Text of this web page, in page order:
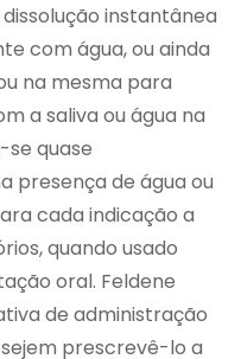
instantânea
com água, ou ainda
na mesma para
a saliva ou água na
se quase
presença de água ou
cada indicação a
quando usado
oral. Feldene
de administração
prescrevê-lo a